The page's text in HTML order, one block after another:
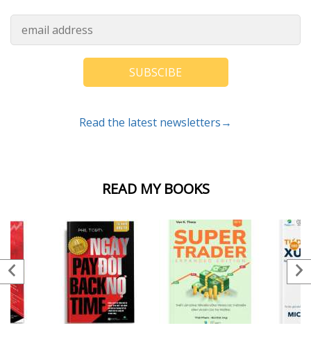
READ MY BOOKS
SUBSCIBE
Read the latest newsletters→